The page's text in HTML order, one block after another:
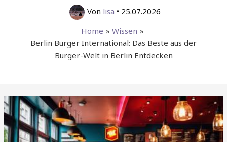
Von lisa • 25.07.2026
Home
Wissen
Berlin Burger International: Das Beste aus der
Burger-Welt in Berlin Entdecken